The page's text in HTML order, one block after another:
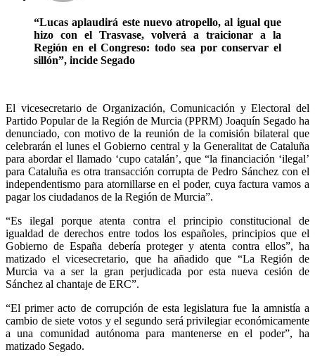
“Lucas aplaudirá este nuevo atropello, al igual que
hizo con el Trasvase, volverá a traicionar a la
Región en el Congreso: todo sea por conservar el
sillón”, incide Segado
El vicesecretario de Organización, Comunicación y Electoral del
Partido Popular de la Región de Murcia (PPRM) Joaquín Segado ha
denunciado, con motivo de la reunión de la comisión bilateral que
celebrarán el lunes el Gobierno central y la Generalitat de Cataluña
para abordar el llamado ‘cupo catalán’, que “la financiación ‘ilegal’
para Cataluña es otra transacción corrupta de Pedro Sánchez con el
independentismo para atornillarse en el poder, cuya factura vamos a
pagar los ciudadanos de la Región de Murcia”.
“Es ilegal porque atenta contra el principio constitucional de
igualdad de derechos entre todos los españoles, principios que el
Gobierno de España debería proteger y atenta contra ellos”, ha
matizado el vicesecretario, que ha añadido que “La Región de
Murcia va a ser la gran perjudicada por esta nueva cesión de
Sánchez al chantaje de ERC”.
“El primer acto de corrupción de esta legislatura fue la amnistía a
cambio de siete votos y el segundo será privilegiar económicamente
a una comunidad autónoma para mantenerse en el poder”, ha
matizado Segado.